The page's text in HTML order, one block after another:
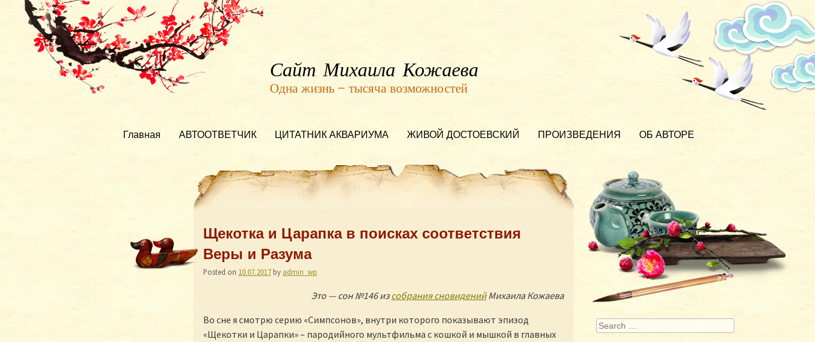
Сайт Михаила Кожаева
Одна жизнь — тысяча возможностей
Главная АВТООТВЕТЧИК ЦИТАТНИК АКВАРИУМА ЖИВОЙ ДОСТОЕВСКИЙ ПРОИЗВЕДЕНИЯ ОБ АВТОРЕ
Щекотка и Царапка в поисках соответствия
Веры и Разума
Posted on 10.07.2017 by admin_wp
Это — сон №146 изсобрания сновиденийМихаила Кожаева
Во сне я смотрю серию «Симпсонов», внутри которого показывают эпизод
«Щекотки и Царапки» – пародийного мультфильма с кошкой и мышкой в главных
Search